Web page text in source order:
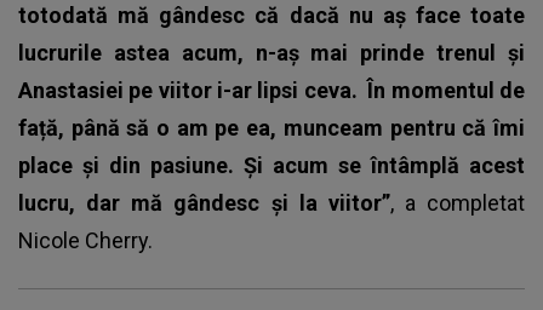
totodată mă gândesc că dacă nu aș face toate
lucrurile astea acum, n-aș mai prinde trenul și
Anastasiei pe viitor i-ar lipsi ceva. În momentul de
față, până să o am pe ea, munceam pentru că îmi
place și din pasiune. Și acum se întâmplă acest
lucru, dar mă gândesc și la viitor”, a completat
Nicole Cherry.